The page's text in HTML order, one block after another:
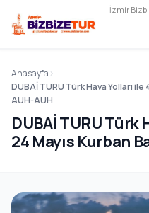
İzmir
Anasayfa
DUBAİ TURU Türk Hava Yolları
AUH-AUH
DUBAİ TURU Türk
24 Mayıs Kurban